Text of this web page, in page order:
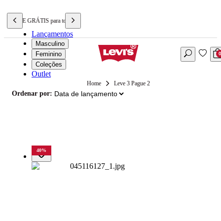
FRETE GRÁTIS para todo o BRASIL
Lançamentos
Masculino
Feminino
Coleções
Outlet
0
Leve 3 Pague 2
Ordenar por:
40%